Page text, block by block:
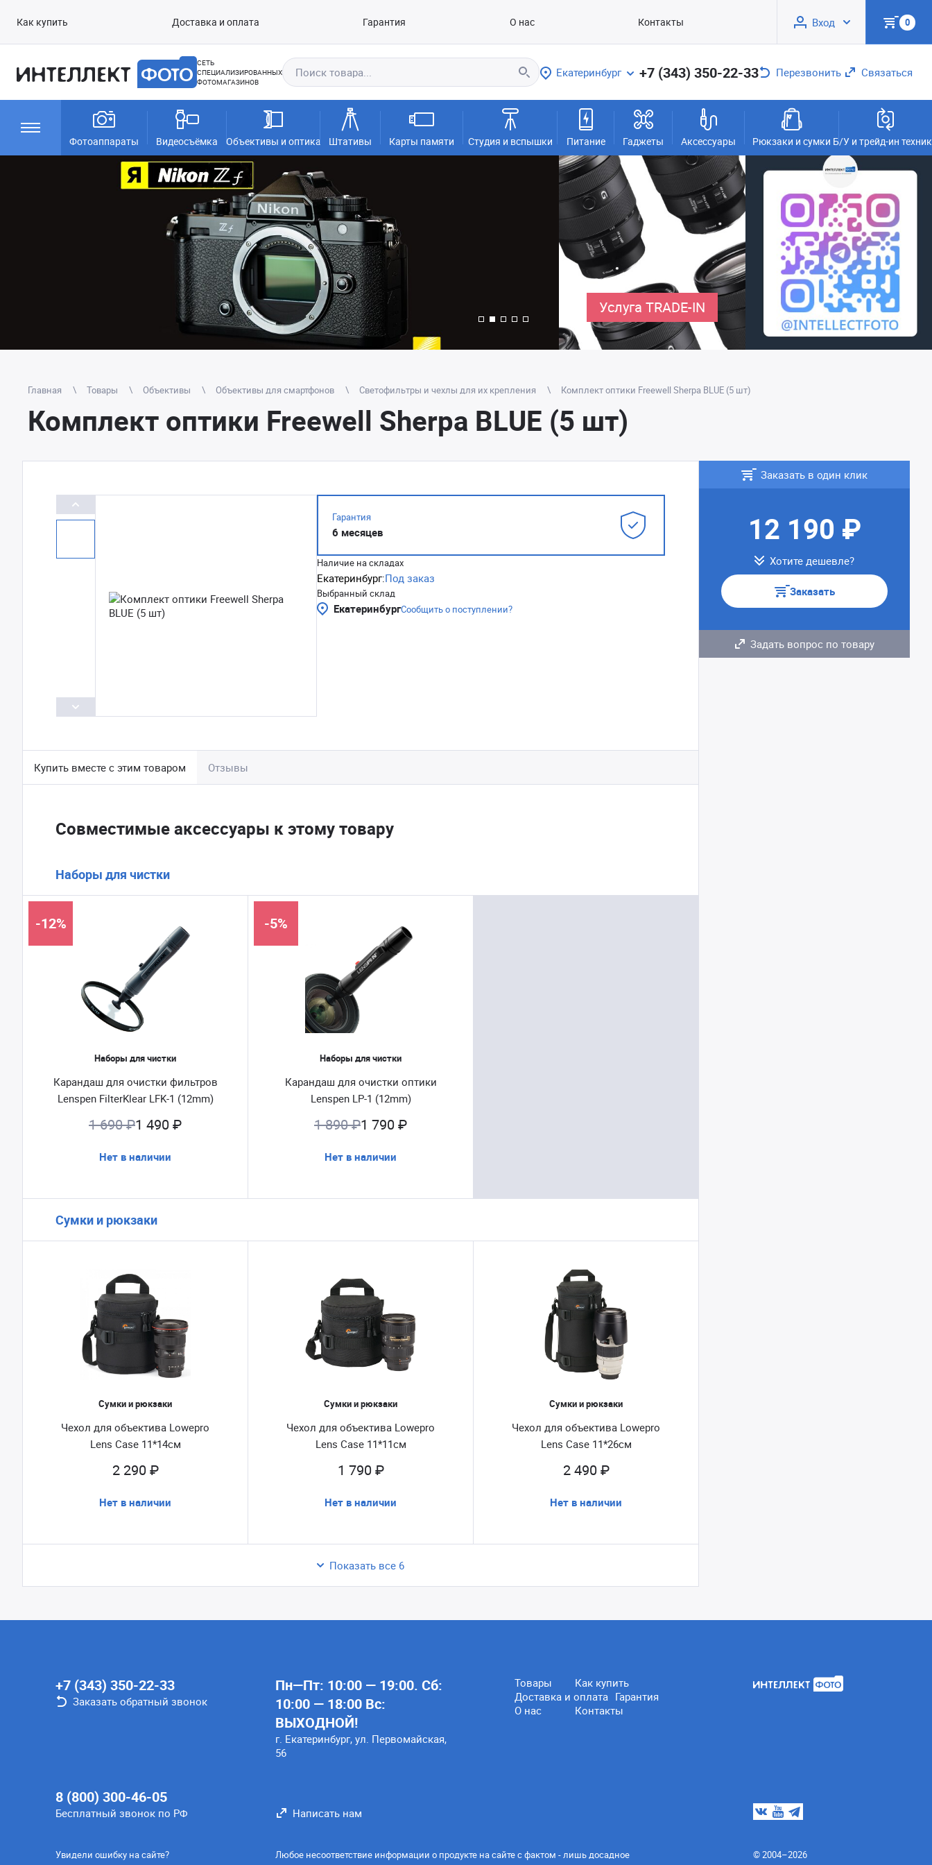
Как купить Доставка и оплата Гарантия О нас Контакты Вход 0
СЕТЬ
СПЕЦИАЛИЗИРОВАННЫХ
ФОТОМАГАЗИНОВ
Екатеринбург +7 (343) 350-22-33 Перезвонить Связаться
Фотоаппараты Видеосъёмка Объективы и оптика Штативы Карты памяти Студия и вспышки Питание Гаджеты Аксессуары Рюкзаки и сумки Б/У и трейд-ин
Услуга TRADE-IN
Главная Товары Объективы Объективы для смартфонов Светофильтры и чехлы для их крепления Комплект оптики Freewell Sherpa BLUE (5 шт)
Комплект оптики Freewell Sherpa BLUE (5 шт)
Гарантия
6 месяцев
Наличие на складах
Екатеринбург:Под заказ
Выбранный склад
ЕкатеринбургСообщить о поступлении?
Купить вместе с этим товаром Отзывы
Совместимые аксессуары к этому товару
Наборы для чистки
Наборы для чистки
Карандаш для очистки фильтров
Lenspen FilterKlear LFK-1 (12mm)
-12%
1 690 ₽1 490 ₽
Нет в наличии
Наборы для чистки
Карандаш для очистки оптики
Lenspen LP-1 (12mm)
-5%
1 890 ₽1 790 ₽
Нет в наличии
Сумки и рюкзаки
Сумки и рюкзаки
Чехол для объектива Lowepro
Lens Case 11*14см
2 290 ₽
Нет в наличии
Сумки и рюкзаки
Чехол для объектива Lowepro
Lens Case 11*11см
1 790 ₽
Нет в наличии
Сумки и рюкзаки
Чехол для объектива Lowepro
Lens Case 11*26см
2 490 ₽
Нет в наличии
Показать все 6
Заказать в один клик
12 190 ₽
Хотите дешевле?
Заказать
Задать вопрос по товару
+7 (343) 350-22-33
Заказать обратный звонок
8 (800) 300-46-05
Бесплатный звонок по РФ
Пн—Пт: 10:00 — 19:00. Сб:
10:00 — 18:00 Вс:
ВЫХОДНОЙ!
г. Екатеринбург, ул. Первомайская,
56
Товары
Как купить
Доставка и оплата Гарантия
О нас
Контакты
Написать нам
Увидели ошибку на сайте?
Любое несоответствие информации о продукте на сайте с фактом - лишь досадное
© 2004–2026